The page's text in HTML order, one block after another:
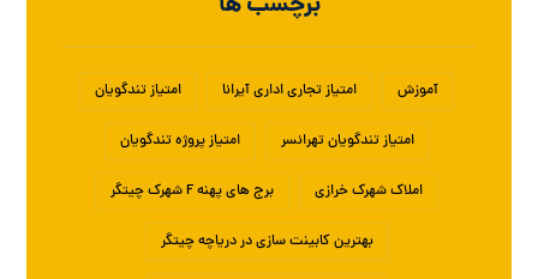
آموزش امتیاز تجاری اداری آیرانا امتیاز تندگویان
امتیاز تندگویان تهرانسر امتیاز پروژه تندگویان
املاک شهرک خرازی برج های پهنه F شهرک چیتگر
بهترین کابینت سازی در دریاچه چیتگر